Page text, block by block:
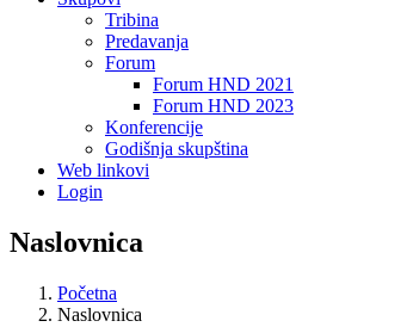
Tribina
Predavanja
Forum
Forum HND 2021
Forum HND 2023
Konferencije
Godišnja skupština
Web linkovi
Login
Naslovnica
Početna
Naslovnica